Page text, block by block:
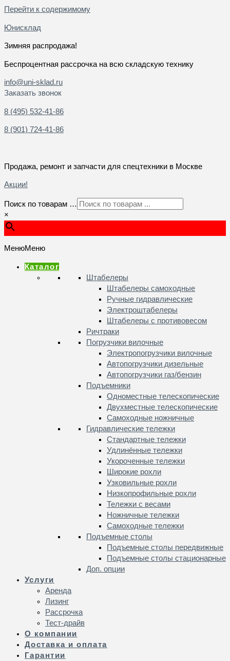
Перейти к содержимому
Юнисклад
Зимняя распродажа!
Беспроцентная рассрочка на всю складскую технику
info@uni-sklad.ru
Заказать звонок
8 (495) 532-41-86
8 (901) 724-41-86
Продажа, ремонт и запчасти для спецтехники в Москве
Акции!
Поиск по товарам …
×
МенюМеню
Каталог
Штабелеры
Штабелеры самоходные
Ручные гидравлические
Электроштабелеры
Штабелеры с противовесом
Ричтраки
Погрузчики вилочные
Электропогрузчики вилочные
Автопогрузчики дизельные
Автопогрузчики газ/бензин
Подъемники
Одноместные телескопические
Двухместные телескопические
Самоходные ножничные
Гидравлические тележки
Стандартные тележки
Удлинённые тележки
Укороченные тележки
Широкие рохли
Узковильные рохли
Низкопрофильные рохли
Тележки с весами
Ножничные тележки
Самоходные тележки
Подъемные столы
Подъемные столы передвижные
Подъемные столы стационарные
Доп. опции
Услуги
Аренда
Лизинг
Рассрочка
Тест-драйв
О компании
Доставка и оплата
Гарантии